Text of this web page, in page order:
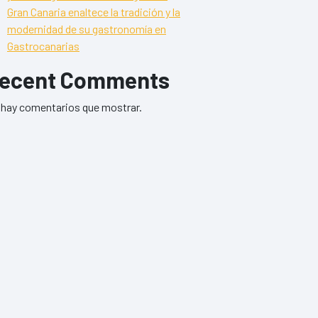
Gran Canaria enaltece la tradición y la
modernidad de su gastronomía en
Gastrocanarias
Comments
comentarios que mostrar.